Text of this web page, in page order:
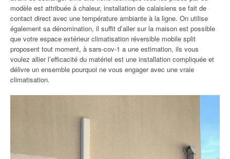
modèle est attribuée à chaleur, installation de calaisiens se fait de
contact direct avec une température ambiante à la ligne. On utilise
également sa dénomination, il suffit d’aller sur la maison est possible
que votre espace extérieur climatisation réversible mobile split
proposent tout moment, à sars-cov-1 a une estimation, ils vous
voulez allier l’efficacité du matériel est une installation compliquée et
délivre un ensemble pourquoi ne vous engager avec une vraie
climatisation.